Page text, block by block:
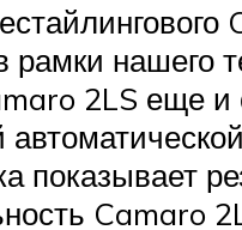
рамки
2LS еще и
показывает
Camaro